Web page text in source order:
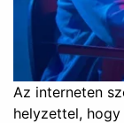
Az interneten
helyzettel,